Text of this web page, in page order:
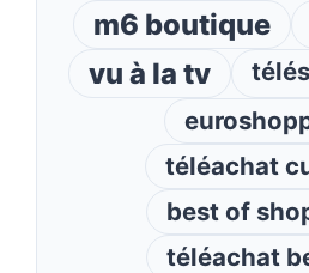
m6 boutique
vu à la tv
téléachat
best of
téléachat